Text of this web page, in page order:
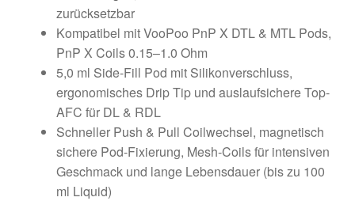
zurücksetzbar
Kompatibel mit VooPoo PnP X DTL & MTL Pods,
PnP X Coils 0.15–1.0 Ohm
5,0 ml Side-Fill Pod mit Silikonverschluss,
ergonomisches Drip Tip und auslaufsichere Top-
AFC für DL & RDL
Schneller Push & Pull Coilwechsel, magnetisch
sichere Pod-Fixierung, Mesh-Coils für intensiven
Geschmack und lange Lebensdauer (bis zu 100
ml Liquid)